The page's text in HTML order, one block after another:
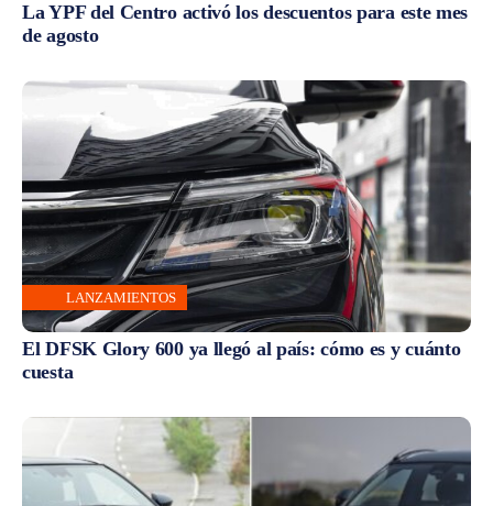
La YPF del Centro activó los descuentos para este mes
de agosto
LANZAMIENTOS
El DFSK Glory 600 ya llegó al país: cómo es y cuánto
cuesta